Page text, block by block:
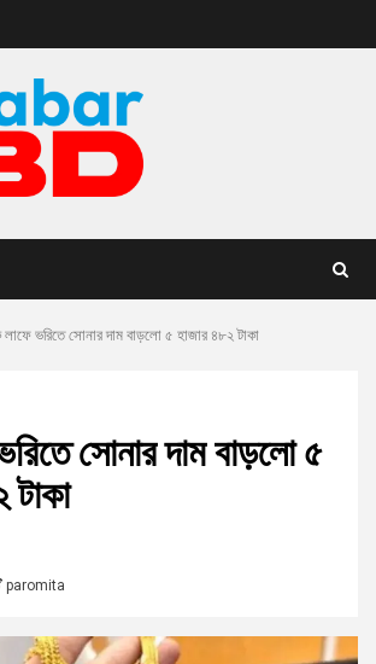
ভরিতে সোনার দাম বাড়লো ৫ হাজার ৪৮২ টাকা
সোনার দাম বাড়লো ৫
paromita